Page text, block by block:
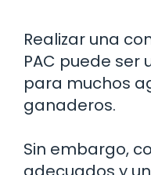
Realizar una
PAC puede ser
para muchos
ganaderos.
Sin embargo,